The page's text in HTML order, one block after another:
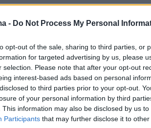
- Do Not Process My Personal
opt-out of the sale, sharing to third parties, or
for targeted advertising by us, please
selection. Please note that after your opt-out
interest-based ads based on personal
to third parties prior to your opt-out.
of your personal information by third
This information may also be disclosed by us
Participants that may further disclose it to other
και η Αρμενία
μέτρα με στόχο να ενισχύσουν
σύμφωνα με το κείμενο
τους να εξομαλύνουν τις
συμφωνία».
θέλησης ηΑρμενία
υποψηφιότητα της για τη